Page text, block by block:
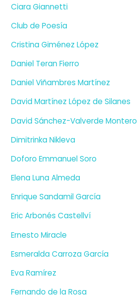
Ciara Giannetti
Club de Poesía
Cristina Giménez López
Daniel Teran Fierro
Daniel Viñambres Martínez
David Martínez López de Silanes
David Sánchez-Valverde Montero
Dimitrinka Nikleva
Doforo Emmanuel Soro
Elena Luna Almeda
Enrique Sandamil García
Eric Arbonés Castellví
Ernesto Miracle
Esmeralda Carroza García
Eva Ramírez
Fernando de la Rosa